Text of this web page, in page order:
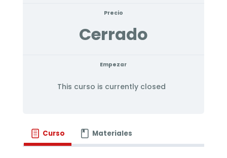
Precio
Cerrado
Empezar
This curso is currently closed
Curso Materiales